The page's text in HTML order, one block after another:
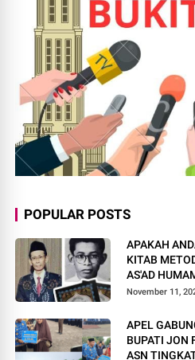
POPULAR POSTS
APAKAH
KITAB
AS'AD
November 11,
APEL
BUPATI JON
ASN